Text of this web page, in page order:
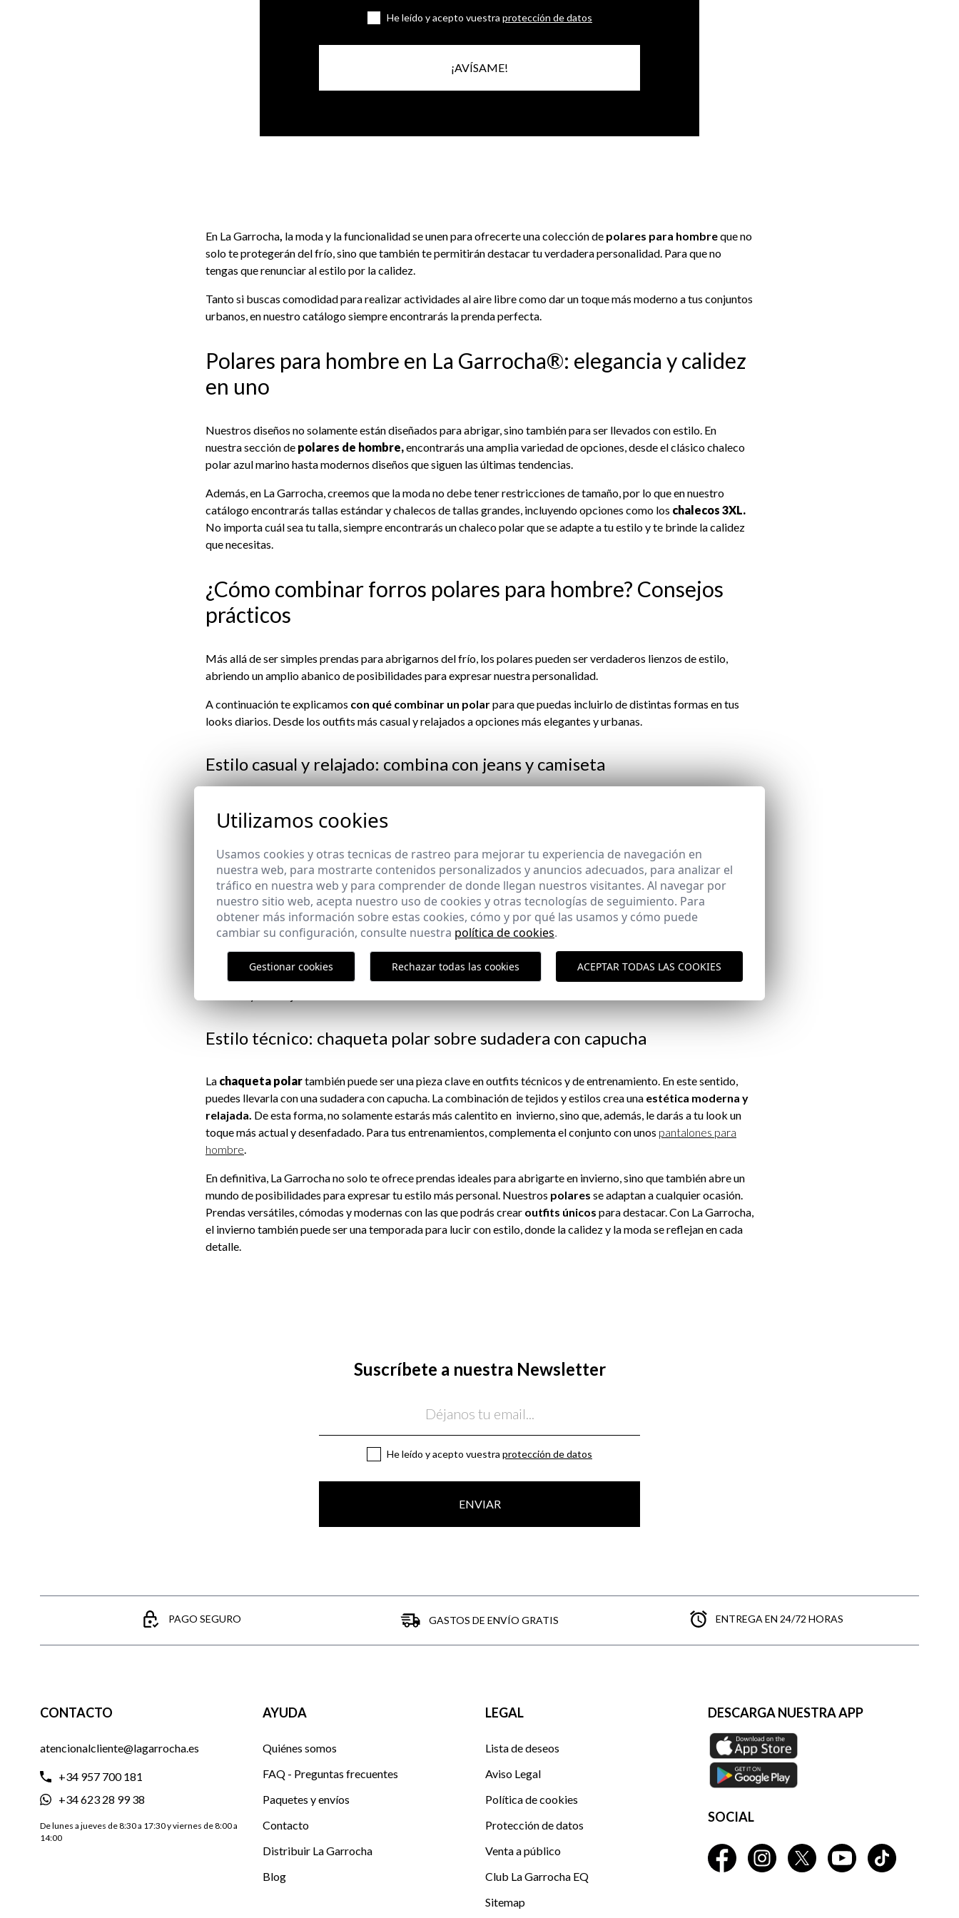
He leído y acepto vuestra protección de datos
¡AVÍSAME!
En La Garrocha, la moda y la funcionalidad se unen para ofrecerte una colección de polares para hombreque no
solo te protegerán del frío, sino que también te permitirán destacar tu verdadera personalidad. Para que no
tengas que renunciar al estilo por la calidez.
Tanto si buscas comodidad para realizar actividades al aire libre como dar un toque más moderno a tus conjuntos
urbanos, en nuestro catálogo siempre encontrarás la prenda perfecta.
Polares para hombre en La Garrocha®: elegancia y calidez
en uno
Nuestros diseños no solamente están diseñados para abrigar, sino también para ser llevados con estilo. En
nuestra sección de polares de hombre,encontrarás una amplia variedad de opciones, desde el clásico chaleco
polar azul marino hasta modernos diseños que siguen las últimas tendencias.
Además, en La Garrocha, creemos que la moda no debe tener restricciones de tamaño, por lo que en nuestro
catálogo encontrarás tallas estándar y chalecos de tallas grandes, incluyendo opciones como los chalecos 3XL.
No importa cuál sea tu talla, siempre encontrarás un chaleco polar que se adapte a tu estilo y te brinde la calidez
que necesitas.
¿Cómo combinar forros polares para hombre? Consejos
prácticos
Más allá de ser simples prendas para abrigarnos del frío, los polares pueden ser verdaderos lienzos de estilo,
abriendo un amplio abanico de posibilidades para expresar nuestra personalidad.
A continuación te explicamos con qué combinar un polarpara que puedas incluirlo de distintas formas en tus
looks diarios. Desde los outfits más casual y relajados a opciones más elegantes y urbanas.
Estilo casual y relajado: combina con jeans y camiseta
básica. Un look relajado, pero con un toque de estilo que resulta ideal para salir a pasear por la ciudad o un
hombredeportivas.
Elegancia urbana: chaleco polar sobre camisa y pantalones de vestir
El chaleco polar no solo es una prenda ideal para ocasiones más informales, sino también para destacar en
eventos más formales. Si buscas un estilo más sofisticado, puedes llevar tu chaleco polar sobre una camisa de
vestir y unos pantalones adecuados. Para poner el toque final, como complementos, puedes añadir unos zapatos
Estilo técnico: chaqueta polar sobre sudadera con capucha
La chaqueta polartambién puede ser una pieza clave en outfits técnicos y de entrenamiento. En este sentido,
puedes llevarla con una sudadera con capucha. La combinación de tejidos y estilos crea una estética moderna y
relajada. De esta forma, no solamente estarás más calentito en invierno, sino que, además, le darás a tu look un
toque más actual y desenfadado. Para tus entrenamientos, complementa el conjunto con unos pantalones para
hombre.
En definitiva, La Garrocha no solo te ofrece prendas ideales para abrigarte en invierno, sino que también abre un
mundo de posibilidades para expresar tu estilo más personal. Nuestros polares se adaptan a cualquier ocasión.
Prendas versátiles, cómodas y modernas con las que podrás crear outfits únicos para destacar. Con La Garrocha,
el invierno también puede ser una temporada para lucir con estilo, donde la calidez y la moda se reflejan en cada
detalle.
Suscríbete a nuestra Newsletter
He leído y acepto vuestra protección de datos
ENVIAR
PAGO SEGURO GASTOS DE ENVÍO GRATIS ENTREGA EN 24/72 HORAS
CONTACTO
atencionalcliente@lagarrocha.es
+34 957 700 181
+34 623 28 99 38
De lunes a jueves de 8:30 a 17:30 y viernes de 8:00 a
14:00
AYUDA
Quiénes somos
FAQ - Preguntas frecuentes
Paquetes y envíos
Contacto
Distribuir La Garrocha
Blog
LEGAL
Lista de deseos
Aviso Legal
Política de cookies
Protección de datos
Venta a público
Club La Garrocha EQ
Sitemap
DESCARGA NUESTRA APP
SOCIAL
Utilizamos cookies
Usamos cookies y otras tecnicas de rastreo para mejorar tu experiencia de navegación en
nuestra web, para mostrarte contenidos personalizados y anuncios adecuados, para analizar el
tráfico en nuestra web y para comprender de donde llegan nuestros visitantes. Al navegar por
nuestro sitio web, acepta nuestro uso de cookies y otras tecnologías de seguimiento. Para
obtener más información sobre estas cookies, cómo y por qué las usamos y cómo puede
cambiar su configuración, consulte nuestra política de cookies.
Gestionar cookies Rechazar todas las cookies ACEPTAR TODAS LAS COOKIES